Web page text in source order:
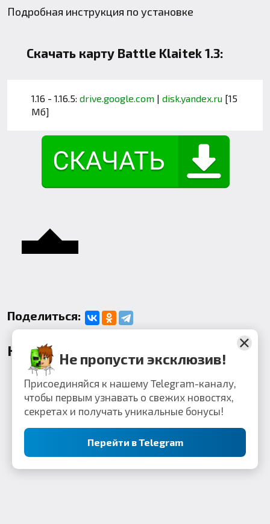
Подробная инструкция по установке
Скачать карту Battle Klaitek 1.3:
1.16 - 1.16.5: drive.google.com | disk.yandex.ru [15
Мб]
Поделиться:
Комментарии
Не пропусти эксклюзив!
Присоединяйся к нашему Telegram-каналу,
чтобы первым узнавать о свежих новостях,
секретах и получать уникальные бонусы!
Перейти в Telegram